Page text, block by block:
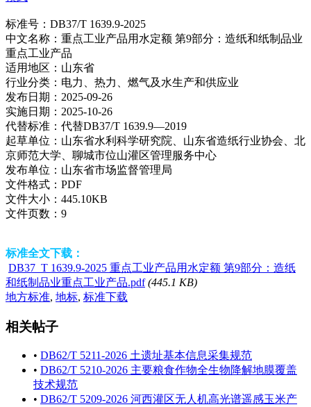
标准号： DB37/T 1639.9-2025
中文名称： 重点工业产品用水定额 第9部分：造纸和纸制品业
重点工业产品
适用地区： 山东省
行业分类： 电力、热力、燃气及水生产和供应业
发布日期： 2025-09-26
实施日期： 2025-10-26
代替标准： 代替DB37/T 1639.9—2019
起草单位： 山东省水利科学研究院、山东省造纸行业协会、北
京师范大学、聊城市位山灌区管理服务中心
发布单位： 山东省市场监督管理局
文件格式： PDF
文件大小： 445.10KB
文件页数： 9
标准全文下载：
DB37_T 1639.9-2025 重点工业产品用水定额 第9部分：造纸
和纸制品业重点工业产品.pdf (445.1 KB)
地方标准, 地标, 标准下载
相关帖子
• DB62/T 5211-2026 土遗址基本信息采集规范
• DB62/T 5210-2026 主要粮食作物全生物降解地膜覆盖
技术规范
• DB62/T 5209-2026 河西灌区无人机高光谱遥感玉米产